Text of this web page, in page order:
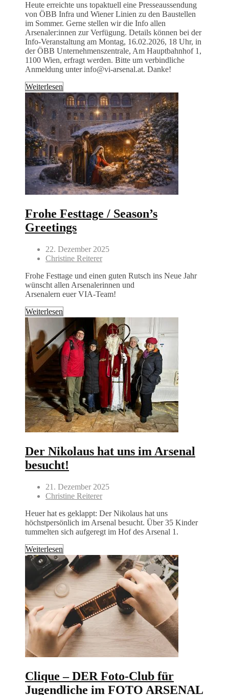
Heute erreichte uns topaktuell eine Presseaussendung
von ÖBB Infra und Wiener Linien zu den Baustellen
im Sommer. Gerne stellen wir die Info allen
Arsenaler:innen zur Verfügung. Details können bei der
Info-Veranstaltung am Montag, 16.02.2026, 18 Uhr, in
der ÖBB Unternehmenszentrale, Am Hauptbahnhof 1,
1100 Wien, erfragt werden. Bitte um verbindliche
Anmeldung unter info@vi-arsenal.at. Danke!
Weiterlesen
Frohe Festtage / Season’s
Greetings
22. Dezember 2025
Christine Reiterer
Frohe Festtage und einen guten Rutsch ins Neue Jahr
wünscht allen Arsenalerinnen und
Arsenalern euer VIA-Team!
Weiterlesen
Der Nikolaus hat uns im Arsenal
besucht!
21. Dezember 2025
Christine Reiterer
Heuer hat es geklappt: Der Nikolaus hat uns
höchstpersönlich im Arsenal besucht. Über 35 Kinder
tummelten sich aufgeregt im Hof des Arsenal 1.
Weiterlesen
Clique – DER Foto-Club für
Jugendliche im FOTO ARSENAL